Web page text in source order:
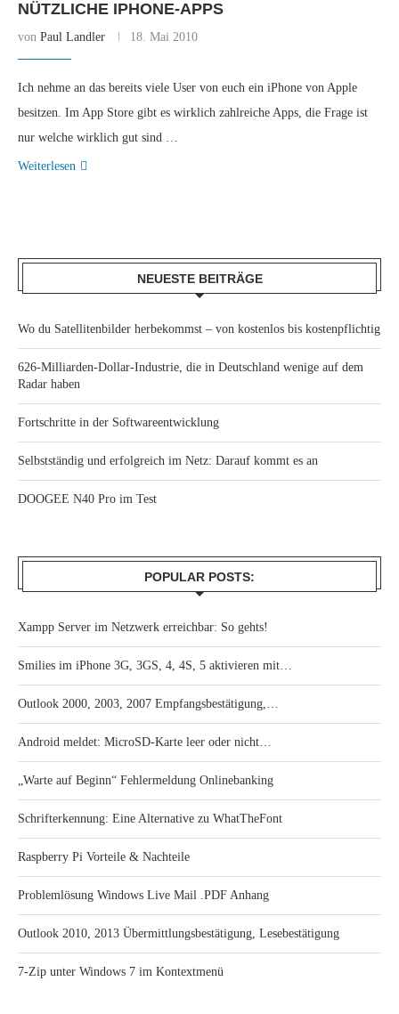
NÜTZLICHE IPHONE-APPS
von Paul Landler 18. Mai 2010
Ich nehme an das bereits viele User von euch ein iPhone von Apple
besitzen. Im App Store gibt es wirklich zahlreiche Apps, die Frage ist
nur welche wirklich gut sind …
Weiterlesen
NEUESTE BEITRÄGE
Wo du Satellitenbilder herbekommst – von kostenlos bis kostenpflichtig
626-Milliarden-Dollar-Industrie, die in Deutschland wenige auf dem
Radar haben
Fortschritte in der Softwareentwicklung
Selbstständig und erfolgreich im Netz: Darauf kommt es an
DOOGEE N40 Pro im Test
POPULAR POSTS:
Xampp Server im Netzwerk erreichbar: So gehts!
Smilies im iPhone 3G, 3GS, 4, 4S, 5 aktivieren mit…
Outlook 2000, 2003, 2007 Empfangsbestätigung,…
Android meldet: MicroSD-Karte leer oder nicht…
„Warte auf Beginn“ Fehlermeldung Onlinebanking
Schrifterkennung: Eine Alternative zu WhatTheFont
Raspberry Pi Vorteile & Nachteile
Problemlösung Windows Live Mail .PDF Anhang
Outlook 2010, 2013 Übermittlungsbestätigung, Lesebestätigung
7-Zip unter Windows 7 im Kontextmenü